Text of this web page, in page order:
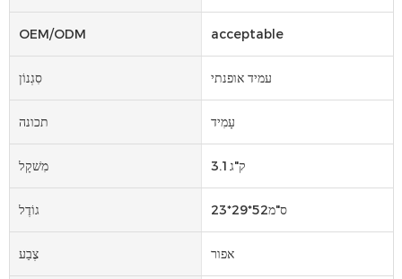
OEM/ODM acceptable
סִגְנוֹן עמיד אופנתי
תכונה עָמִיד
מִשׁקָל ק"ג3.1
גוֹדֶל ס"מ52*29*23
צֶבַע אפור